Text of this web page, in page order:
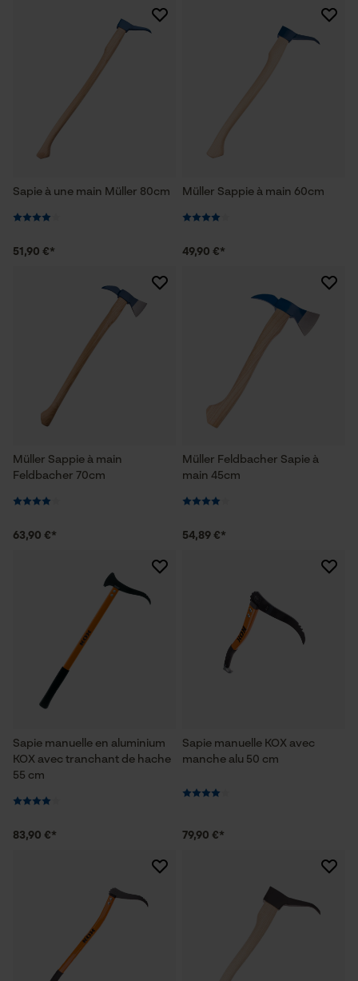
Sapie à une main Müller 80cm
51,90 €*
Müller Sappie à main 60cm
49,90 €*
Müller Sappie à main
Feldbacher 70cm
63,90 €*
Müller Feldbacher Sapie à
main 45cm
54,89 €*
Sapie manuelle en aluminium
KOX avec tranchant de hache
55 cm
83,90 €*
Sapie manuelle KOX avec
manche alu 50 cm
79,90 €*